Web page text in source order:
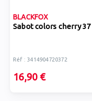
BLACKFOX
Sabot colors cherry 37
Réf : 3414904720372
16,90 €